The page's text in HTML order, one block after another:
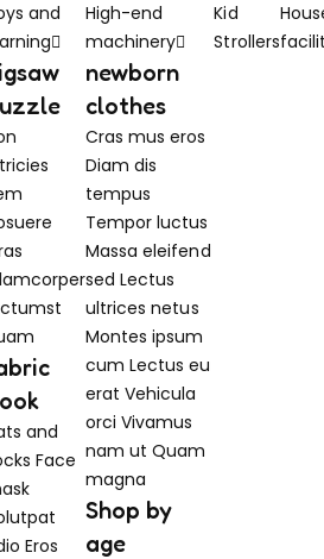
and
and
Face
Eros
High-end
machinery
newborn
clothes
Cras mus eros
Diam dis
tempus
Tempor luctus
Massa eleifend
sed Lectus
ultrices netus
Montes ipsum
cum Lectus eu
erat Vehicula
orci Vivamus
nam ut Quam
magna
Shop by
age
Kid
Strollers